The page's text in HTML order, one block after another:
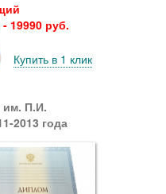
19990 руб.
Купить в 1 клик
П.И.
2013 года